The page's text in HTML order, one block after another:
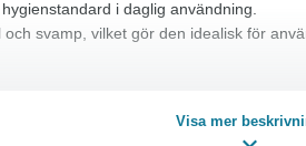
i daglig användning.
svamp, vilket gör den idealisk för
Visa mer